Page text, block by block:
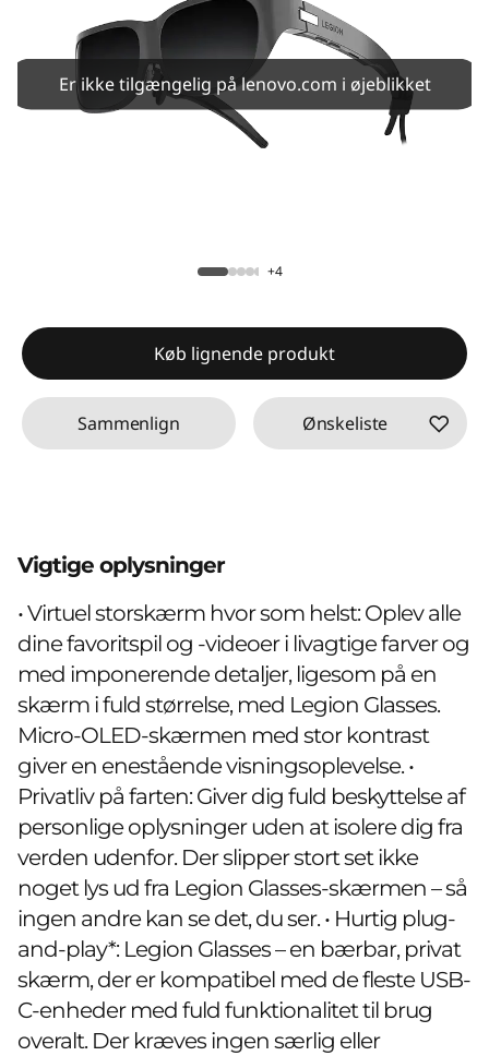
Er ikke tilgængelig på lenovo.com i øjeblikket
+4
Køb lignende produkt
Sammenlign Ønskeliste
Vigtige oplysninger
• Virtuel storskærm hvor som helst: Oplev alle
dine favoritspil og -videoer i livagtige farver og
med imponerende detaljer, ligesom på en
skærm i fuld størrelse, med Legion Glasses.
Micro-OLED-skærmen med stor kontrast
giver en enestående visningsoplevelse. •
Privatliv på farten: Giver dig fuld beskyttelse af
personlige oplysninger uden at isolere dig fra
verden udenfor. Der slipper stort set ikke
noget lys ud fra Legion Glasses-skærmen – så
ingen andre kan se det, du ser. • Hurtig plug-
and-play*: Legion Glasses – en bærbar, privat
skærm, der er kompatibel med de fleste USB-
C-enheder med fuld funktionalitet til brug
overalt. Der kræves ingen særlig eller